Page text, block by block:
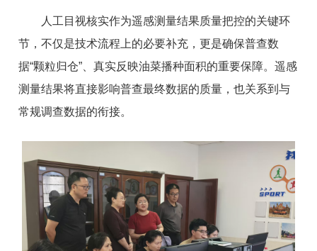
人工目视核实作为遥感测量结果质量把控的关键环
节，不仅是技术流程上的必要补充，更是确保普查数
据“颗粒归仓”、真实反映油菜播种面积的重要保障。遥感
测量结果将直接影响普查最终数据的质量，也关系到与
常规调查数据的衔接。